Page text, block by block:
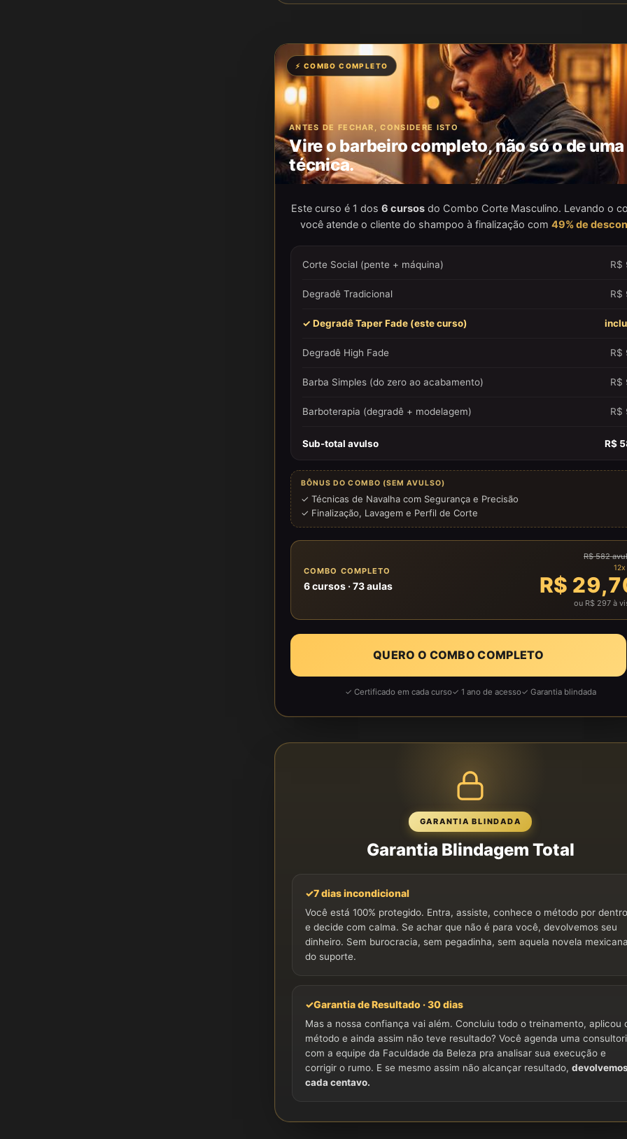
⚡ COMBO COMPLETO
ANTES DE FECHAR, CONSIDERE ISTO
Vire o barbeiro completo, não só o de uma
técnica.
Este curso é 1 dos 6 cursosdo Combo Corte Masculino. Levando o
você atende o cliente do shampoo à finalização com 49% de
Corte Social (pente + máquina) R$
Degradê Tradicional R$
✓ Degradê Taper Fade (este curso)
Degradê High Fade R$
Barba Simples (do zero ao acabamento) R$
Barboterapia (degradê + modelagem) R$
Sub-total avulso R$
BÔNUS DO COMBO (SEM AVULSO)
✓ Técnicas de Navalha com Segurança e Precisão
✓ Finalização, Lavagem e Perfil de Corte
COMBO COMPLETO
6 cursos · 73 aulas
R$ 582
R$
ou R$ 297 à
QUERO O COMBO COMPLETO
✓ Certificado em cada curso✓ 1 ano de acesso✓ Garantia blindada
GARANTIA BLINDADA
Garantia Blindagem Total
✓7 dias incondicional
Você está 100% protegido. Entra, assiste, conhece o método por dentro
e decide com calma. Se achar que não é para você, devolvemos seu
dinheiro. Sem burocracia, sem pegadinha, sem aquela novela
do suporte.
✓Garantia de Resultado · 30 dias
Mas a nossa confiança vai além. Concluiu todo o treinamento, aplicou
método e ainda assim não teve resultado? Você agenda uma
com a equipe da Faculdade da Beleza pra analisar sua execução e
corrigir o rumo. E se mesmo assim não alcançar resultado,
cada centavo.